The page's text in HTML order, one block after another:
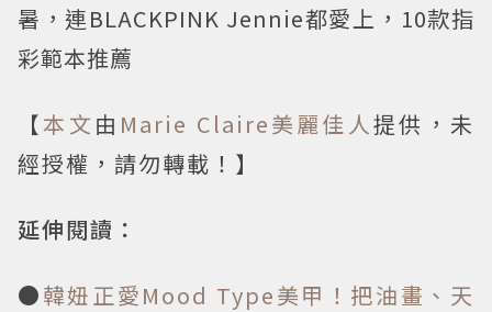
暑，連BLACKPINK Jennie都愛上，10款指
彩範本推薦
【本文 由 Marie Claire美麗佳人提供，未
經授權，請勿轉載！】
延伸閱讀：
●韓妞正愛Mood Type美甲！把油畫、天